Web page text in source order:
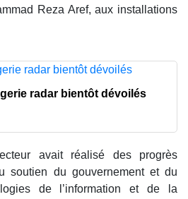
Reza Aref, aux installations
radar bientôt dévoilés
avait réalisé des progrès
soutien du gouvernement et du
de l’information et de la